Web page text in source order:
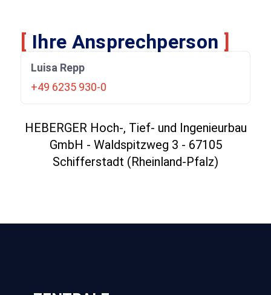
[ Ihre Ansprechperson ]
Luisa Repp
+49 6235 930-0
HEBERGER Hoch-, Tief- und Ingenieurbau
GmbH - Waldspitzweg 3 - 67105
Schifferstadt (Rheinland-Pfalz)